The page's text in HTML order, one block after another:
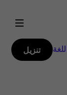
تنزيل